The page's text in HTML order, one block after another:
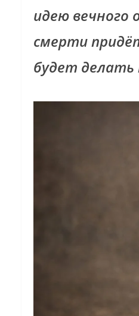
идею вечного
смерти
будет делать